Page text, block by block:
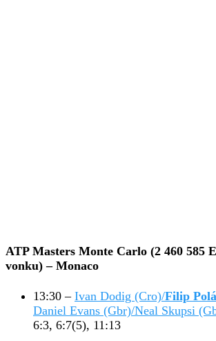
ATP Masters Monte Carlo (2 460 585
vonku) – Monaco
13:30 – Ivan Dodig (Cro)/Filip
Daniel Evans (Gbr)/Neal Skupsi
6:3, 6:7(5), 11:13